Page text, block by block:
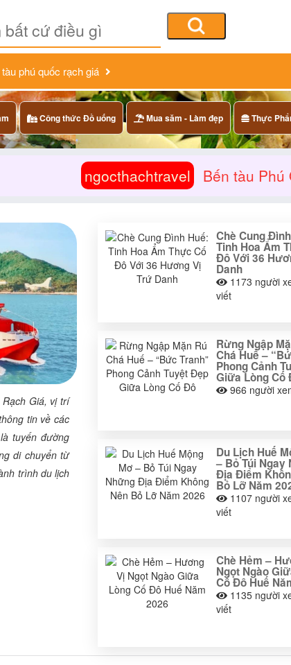
phú quốc rạch giá
Công thức Đồ uống Mua săm - Làm đẹp Thực
ngocthachtravel Bến tàu Phú
Giá, vị trí
tin về các
tuyến đường
di chuyển từ
trình du lịch
Chè Cung
Tinh Hoa Ẩm
Đô Với 36
Danh
1173 người
viết
Rừng Ngập
Chá Huế –
Phong Cảnh
Giữa Lòng Cố
966 người
Du Lịch Huế
– Bỏ Túi Ngay
Địa Điểm
Bỏ Lỡ Năm
1107 người
viết
Chè Hẻm –
Ngọt Ngào
Cố Đô Huế
1135 người
viết